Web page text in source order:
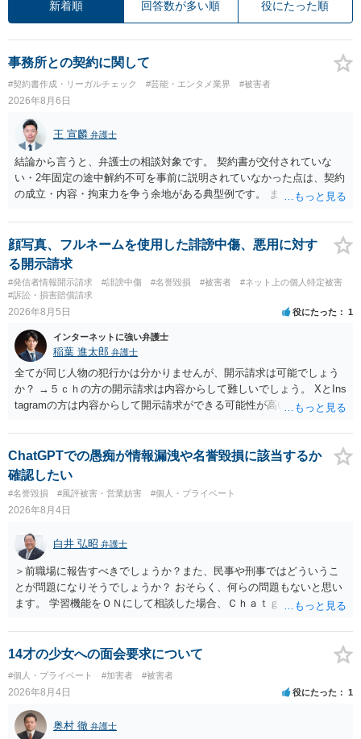
新着順 回答数が多い順 役にたった順
事務所との契約に関して
#契約書作成・リーガルチェック #芸能・エンタメ業界 #被害者
2026年8月6日
王 宣麟 弁護士
結論から言うと、弁護士の相談対象です。 契約書が交付されていな
い・2年固定の途中解約不可を事前に説明されていなかった点は、契約
の成立・内容・拘束力を争う余地がある典型例です。 まずは、運営と
みてはいかがでしょうか。 また同時並行で（もしまだされていないの
であれば）書面で退所意思の明確化はしておくべきだと考えます。
顔写真、フルネームを使用した誹謗中傷、悪用に対す
る開示請求
#発信者情報開示請求 #誹謗中傷 #名誉毀損 #被害者
#ネット上の個人特定被害
#訴訟・損害賠償請求
2026年8月5日 役にたった 1
インターネットに強い弁護士
稲葉 進太郎 弁護士
全てが同じ人物の犯行かは分かりませんが、開示請求は可能でしょう
か？ →５ｃｈの方の開示請求は内容からして難しいでしょう。 XとIns
tagramの方は内容からして開示請求ができる可能性が高いでしょう。
いでしょう。７月中にアカウントが削除されている場合、今から進め
ても失敗する可能性が高いように思われます。 相手を特定できた場
合、相手に全ての弁護士費用を負担させることは可能でしょうか？ →
訴訟外の交渉で相手方が認めれば負担させることができるでしょう。
訴訟で判決となった場合は、実際の弁護士費用が認められる場合と認
められない場合があり何ともいえないところでしょう。
ChatGPTでの愚痴が情報漏洩や名誉毀損に該当するか
確認したい
#名誉毀損 #風評被害・営業妨害 #個人・プライベート
2026年8月4日
白井 弘昭 弁護士
＞前職場に報告すべきでしょうか？また、民事や刑事ではどういうこ
とが問題になりそうでしょうか？ おそらく、何らの問題もないと思い
ます。 学習機能をＯＮにして相談した場合、Ｃｈａｔｇｐｔがｏｐｅ
する可能性がありますが、個人名や会社名を特定していない限り、一
般論として抽象化されて回答に織り込まれる可能性が生じるにすぎま
せんので、その情報自体が、秘密情報に当たるとは思えませんし、名
誉棄損として、個人や会社に対する誹謗中傷の不特定多数への公開に
当たるとも思われません。 もちろん、誰がその内容をｃｈａｔｇｐｔ
に入力したかも第三者にしられることはないので、個人や会社の特定
をせずに書き込んだことで（おそらく特定して書き込んだとして
14才の少女への面会要求について
#個人・プライベート #加害者 #被害者
2026年8月4日 役にたった 1
奥村 徹 弁護士